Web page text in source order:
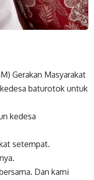
Gerakan Masyarakat
baturotok untuk
kedesa
setempat.
Dan kami